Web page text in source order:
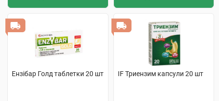
Ензібар Голд таблетки 20 шт IF Триензим капсули 20 шт